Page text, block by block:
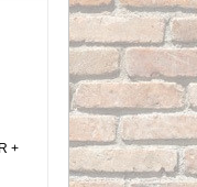
+
CR + Chaleco + Maletín